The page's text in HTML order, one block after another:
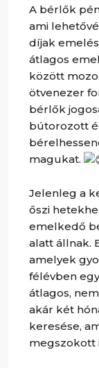
A bérlők
ami
díjak
átlagos
között
ötvenezer
bérlők
bútorozott
magukat.
Jelenleg a
őszi
emelkedő
alatt állnak.
amelyek
félévben
átlagos,
akár két
keresése,
megszokott